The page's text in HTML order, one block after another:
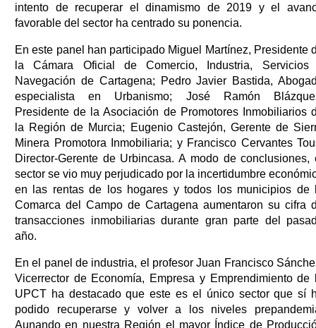
intento de recuperar el dinamismo de 2019 y el
favorable del sector ha centrado su ponencia.
En este panel han participado Miguel Martínez, Presidente
la Cámara Oficial de Comercio, Industria, Servicios
Navegación de Cartagena; Pedro Javier Bastida,
especialista en Urbanismo; José Ramón
Presidente de la Asociación de Promotores Inmobiliarios
la Región de Murcia; Eugenio Castejón, Gerente de
Minera Promotora Inmobiliaria; y Francisco Cervantes
Director-Gerente de Urbincasa. A modo de conclusiones,
sector se vio muy perjudicado por la incertidumbre
en las rentas de los hogares y todos los municipios de
Comarca del Campo de Cartagena aumentaron su cifra
transacciones inmobiliarias durante gran parte del
año.
En el panel de industria, el profesor Juan Francisco
Vicerrector de Economía, Empresa y Emprendimiento de
UPCT ha destacado que este es el único sector que sí
podido recuperarse y volver a los niveles
Aunando en nuestra Región el mayor Índice de